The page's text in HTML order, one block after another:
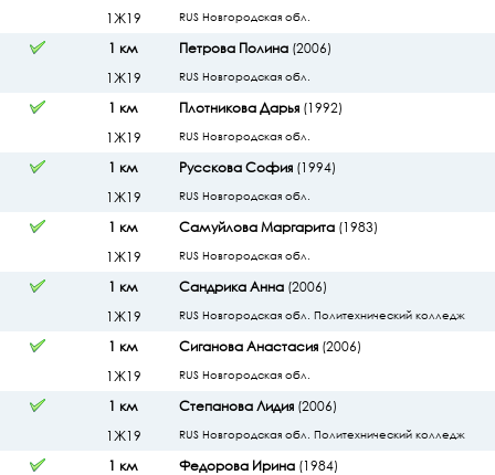
1Ж19
RUS Новгородская обл.
1 км
1Ж19
Петрова Полина(2006)
RUS Новгородская обл.
1 км
1Ж19
Плотникова Дарья(1992)
RUS Новгородская обл.
1 км
1Ж19
Русскова София(1994)
RUS Новгородская обл.
1 км
1Ж19
Самуйлова Маргарита(1983)
RUS Новгородская обл.
1 км
1Ж19
Сандрика Анна(2006)
RUS Новгородская обл. Политехнический колледж
1 км
1Ж19
Сиганова Анастасия(2006)
RUS Новгородская обл.
1 км
1Ж19
Степанова Лидия(2006)
RUS Новгородская обл. Политехнический колледж
1 км
Федорова Ирина(1984)